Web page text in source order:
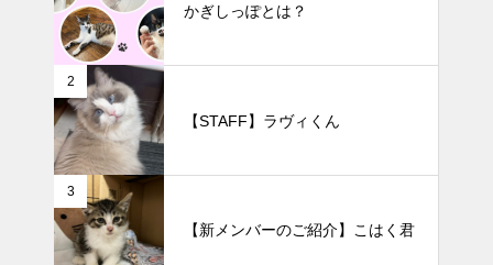
かぎしっぽとは？
2
【STAFF】ラヴィくん
3
【新メンバーのご紹介】こはく君